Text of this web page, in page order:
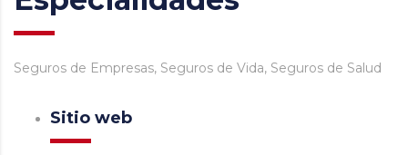
Seguros de Empresas, Seguros de Vida, Seguros de Salud
Sitio web